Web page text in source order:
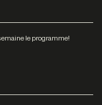
le programme!